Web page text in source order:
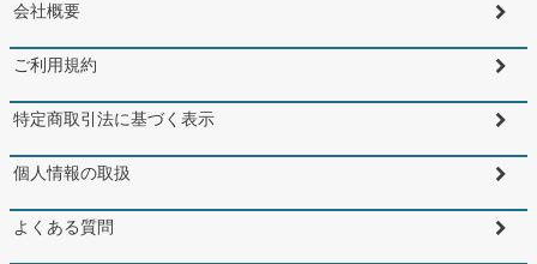
ジト
ップ
へ
会社概要
ご利用規約
特定商取引法に基づく表示
個人情報の取扱
よくある質問